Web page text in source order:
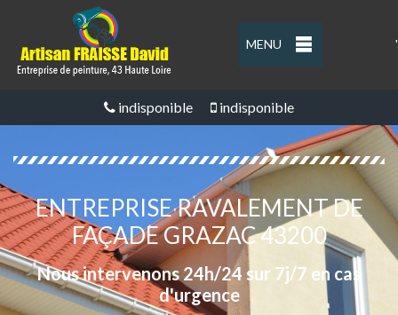
MENU '
indisponible indisponible
ENTREPRISE RAVALEMENT DE
FAÇADE GRAZAC 43200
Nous intervenons 24h/24 sur 7j/7 en cas
d'urgence